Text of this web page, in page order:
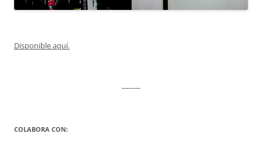
Disponible aquí.
--------
COLABORA CON: